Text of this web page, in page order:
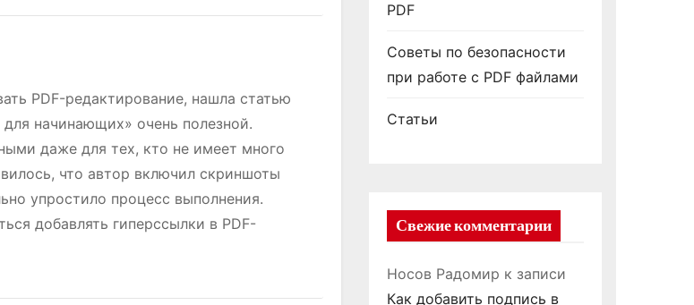
PDF-редактирование, нашла статью
начинающих» очень полезной.
даже для тех, кто не имеет много
что автор включил скриншоты
упростило процесс выполнения.
добавлять гиперссылки в PDF-
PDF
Советы по безопасности
при работе с PDF файлами
Статьи
Свежие комментарии
Носов Радомир к записи
Как добавить подпись в